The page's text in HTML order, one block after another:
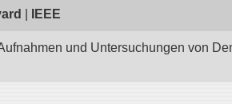
IEEE
und Untersuchungen von